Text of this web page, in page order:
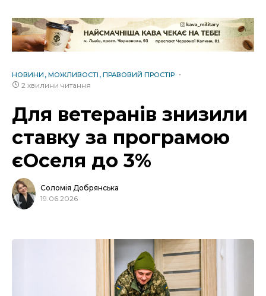
НОВИНИ МОЖЛИВОСТІ ПРАВОВИЙ ПРОСТІР
2 хвилини читання
Для ветеранів знизили
ставку за програмою
єОселя до 3%
Соломія Добрянська
19.06.2026